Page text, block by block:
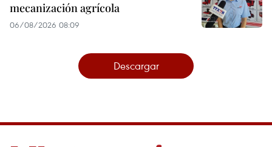
mecanización agrícola
06/08/2026 08:09
Descargar